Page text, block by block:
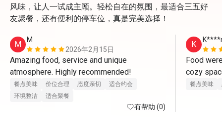
风味，让人一试成主顾。轻松自在的氛围，最适合三五好
友聚餐，还有便利的停车位，真是完美选择！
M
M
2026年2月15日
Amazing food, service and unique
atmosphere. Highly recommended!
餐点美味 价位合理 态度亲切
适合约会
环境整洁
适合聚餐
有帮助 (0)
K
Food
cozy
餐点美味